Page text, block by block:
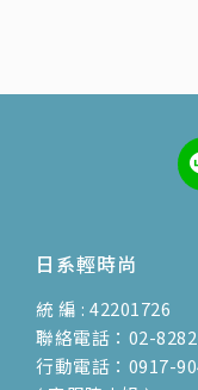
日系輕時尚
統 編 : 42201726
聯絡電話：02-
行動電話：0917-